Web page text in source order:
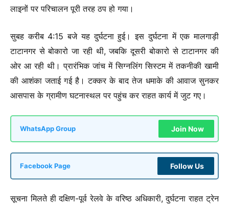
लाइनों पर परिचालन पूरी तरह ठप हो गया।
सुबह करीब 4:15 बजे यह दुर्घटना हुई। इस दुर्घटना में एक मालगाड़ी
टाटानगर से बोकारो जा रही थी, जबकि दूसरी बोकारो से टाटानगर की
ओर आ रही थी। प्रारंभिक जांच में सिग्नलिंग सिस्टम में तकनीकी खामी
की आशंका जताई गई है। टक्कर के बाद तेज धमाके की आवाज सुनकर
आसपास के ग्रामीण घटनास्थल पर पहुंच कर राहत कार्य में जुट गए।
WhatsApp Group Join Now
Facebook Page Follow Us
सूचना मिलते ही दक्षिण-पूर्व रेलवे के वरिष्ठ अधिकारी, दुर्घटना राहत ट्रेन